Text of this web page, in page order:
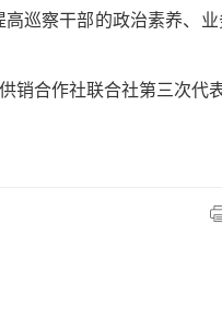
巡察干部的政治素养、
合作社联合社第三次代